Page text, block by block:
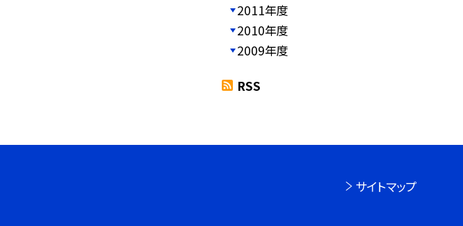
2011年度
2010年度
2009年度
RSS
サイトマップ